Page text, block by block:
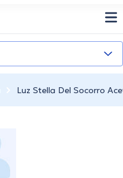
Luz Stella Del Socorro